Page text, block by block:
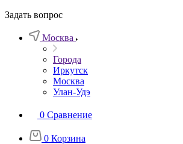
Задать вопрос
Москва
Города
Иркутск
Москва
Улан-Удэ
0 Сравнение
0 Корзина